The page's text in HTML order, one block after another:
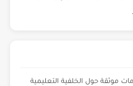
موثقة حول الخلفية التعليمية